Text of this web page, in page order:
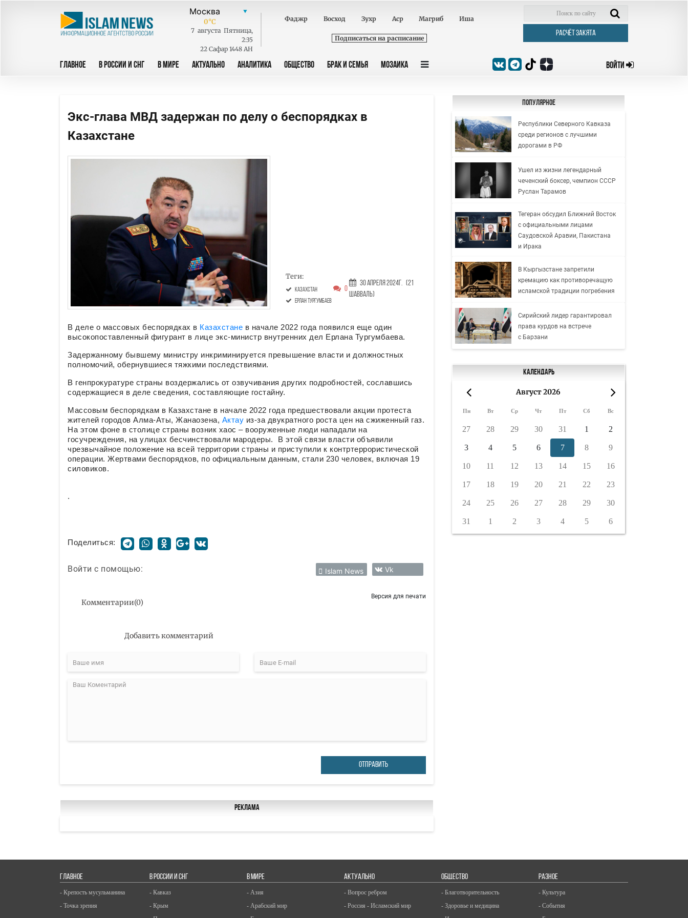
0°C
7 августа Пятница,
2:35
22 Сафар 1448 AH
Фаджр Восход Зухр Аср Магриб Иша
Подписаться на расписание
РАСЧЁТ ЗАКЯТА
ГЛАВНОЕ В РОССИИ И СНГ В МИРЕ АКТУАЛЬНО АНАЛИТИКА ОБЩЕСТВО БРАК И СЕМЬЯ МОЗАИКА ВОЙТИ
Экс-глава МВД задержан по делу о беспорядках в
Казахстане
Теги:
Казахстан
Ерлан Тургумбаев
0
30 Апреля 2024г. (21
Шавваль)
В деле о массовых беспорядках в Казахстане в начале 2022 года появился еще один
высокопоставленный фигурант в лице экс-министр внутренних дел Ерлана Тургумбаева.
Задержанному бывшему министру инкриминируется превышение власти и должностных
полномочий, обернувшиеся тяжкими последствиями.
В генпрокуратуре страны воздержались от озвучивания других подробностей, сославшись
содержащиеся в деле сведения, составляющие гостайну.
Массовым беспорядкам в Казахстане в начале 2022 года предшествовали акции протеста
жителей городов Алма-Аты, Жанаозена, Актау из-за двукратного роста цен на сжиженный газ.
На этом фоне в столице страны возник хаос – вооруженные люди нападали на
госучреждения, на улицах бесчинствовали мародеры. В этой связи власти объявили
чрезвычайное положение на всей территории страны и приступили к контртеррористической
операции. Жертвами беспорядков, по официальным данным, стали 230 человек, включая 19
силовиков.
.
Поделиться:
Войти с помощью: Islam News Vk
Комментарии(0)
Версия для печати
Добавить комментарий
ОТПРАВИТЬ
Реклама
Популярное
Республики Северного Кавказа
среди регионов с лучшими
дорогами в РФ
Ушел из жизни легендарный
чеченский боксер, чемпион СССР
Руслан Тарамов
Тегеран обсудил Ближний Восток
с официальными лицами
Саудовской Аравии, Пакистана
и Ирака
В Кыргызстане запретили
кремацию как противоречащую
исламской традиции погребения
Сирийский лидер гарантировал
права курдов на встрече
с Барзани
Календарь
Август 2026
Пн Вт Ср Чт Пт Сб Вс
27 28 29 30 31 1 2
3 4 5 6 7 8 9
10 11 12 13 14 15 16
17 18 19 20 21 22 23
24 25 26 27 28 29 30
31 1 2 3 4 5 6
ГЛАВНОЕ
- Крепость мусульманина
- Точка зрения
В РОССИИ И СНГ
- Кавказ
- Крым
В МИРЕ
- Азия
- Арабский мир
АКТУАЛЬНО
- Вопрос ребром
- Россия - Исламский мир
ОБЩЕСТВО
- Благотворительность
- Здоровье и медицина
РАЗНОЕ
- Культура
- События